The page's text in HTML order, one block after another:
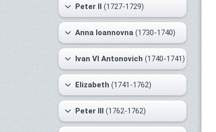
Peter II (1727-1729)
Anna Ioannovna (1730-1740)
Ivan VI Antonovich (1740-1741)
Elizabeth (1741-1762)
Peter III (1762-1762)